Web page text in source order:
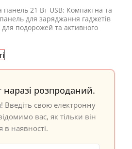
21 Вт USB: Компактна та
для заряджання гаджетів
для подорожей та активного
наразі розпроданий.
Введіть свою електронну
вас, як тільки він
в наявності.